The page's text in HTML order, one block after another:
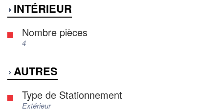
INTÉRIEUR
Nombre pièces
4
AUTRES
Type de Stationnement
Extérieur